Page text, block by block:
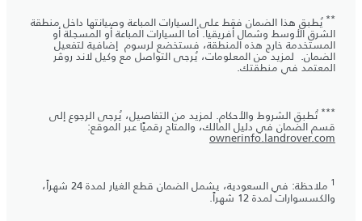
** يُطبق هذا الضمان فقط على السيارات المباعة وصيانتها داخل منطقة
الشرق الأوسط وشمال أفريقيا. أما السيارات المباعة أو المسجلة أو
المستخدمة خارج هذه المنطقة، فستخضع لرسوم إضافية لتفعيل
الضمان. لمزيد من المعلومات، يُرجى التواصل مع وكيل لاند روڤر
المعتمد في منطقتك.
*** تُطبق الشروط والأحكام. لمزيد من التفاصيل، يُرجى الرجوع إلى
قسم الضمان في دليل المالك، والمتاح رقميًا عبر الموقع:
ownerinfo.landrover.com
1 ملاحظة: في السعودية، يشمل الضمان قطع الغيار لمدة 24 شهراً،
والكسسوارات لمدة 12 شهراً.